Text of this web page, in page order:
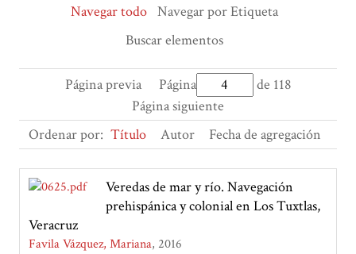
Navegar todo Navegar por Etiqueta
Buscar elementos
Página previa Página
de 118
Página siguiente
Ordenar por: Título Autor Fecha de agregación
Veredas de mar y río. Navegación
prehispánica y colonial en Los Tuxtlas,
Veracruz
Favila Vázquez, Mariana 2016